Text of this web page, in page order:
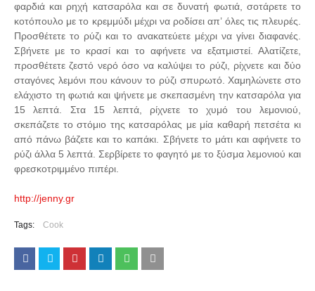
φαρδιά και ρηχή κατσαρόλα και σε δυνατή φωτιά, σοτάρετε το
κοτόπουλο με το κρεμμύδι μέχρι να ροδίσει απ’ όλες τις πλευρές.
Προσθέτετε το ρύζι και το ανακατεύετε μέχρι να γίνει διαφανές.
Σβήνετε με το κρασί και το αφήνετε να εξατμιστεί. Αλατίζετε,
προσθέτετε ζεστό νερό όσο να καλύψει το ρύζι, ρίχνετε και δύο
σταγόνες λεμόνι που κάνουν το ρύζι σπυρωτό. Χαμηλώνετε στο
ελάχιστο τη φωτιά και ψήνετε με σκεπασμένη την κατσαρόλα για
15 λεπτά. Στα 15 λεπτά, ρίχνετε το χυμό του λεμονιού,
σκεπάζετε το στόμιο της κατσαρόλας με μία καθαρή πετσέτα κι
από πάνω βάζετε και το καπάκι. Σβήνετε το μάτι και αφήνετε το
ρύζι άλλα 5 λεπτά. Σερβίρετε το φαγητό με το ξύσμα λεμονιού και
φρεσκοτριμμένο πιπέρι.
http://jenny.gr
Tags: Cook